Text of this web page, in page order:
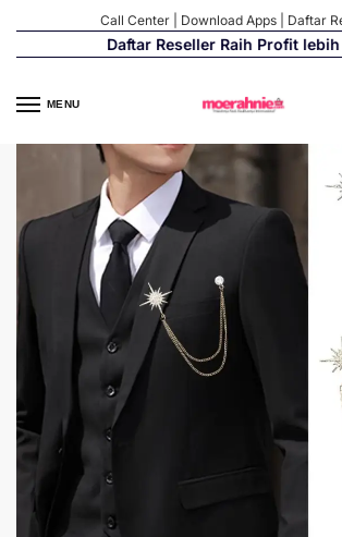
Call Center Download Apps Daftar
Daftar Reseller Raih Profit lebih
MENU